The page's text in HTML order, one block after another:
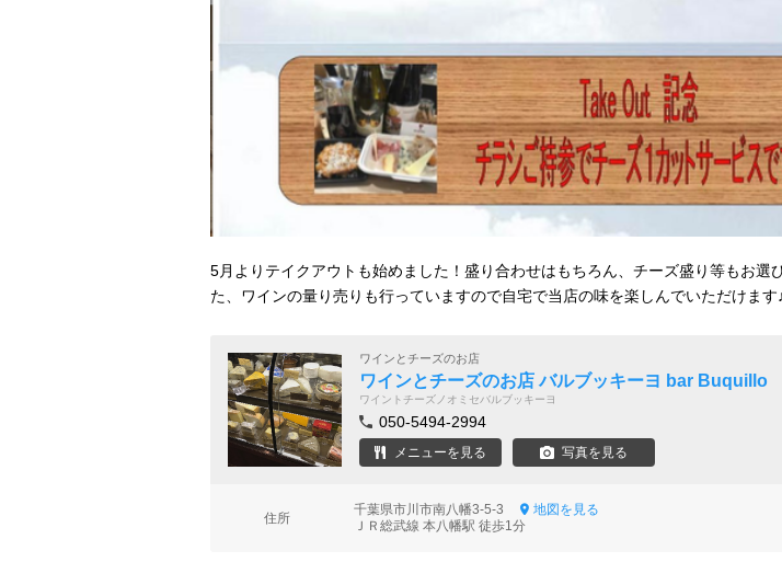
5月よりテイクアウトも始めました！盛り合わせはもちろん、チーズ盛り等もお選
た、ワインの量り売りも行っていますので自宅で当店の味を楽しんでいただけます
ワインとチーズのお店
ワインとチーズのお店 バルブッキーヨ bar Buquillo
ワイントチーズノオミセバルブッキーヨ
050-5494-2994
メニューを見る 写真を見る
住所
千葉県市川市南八幡3-5-3
地図を見る
ＪＲ総武線 本八幡駅 徒歩1分